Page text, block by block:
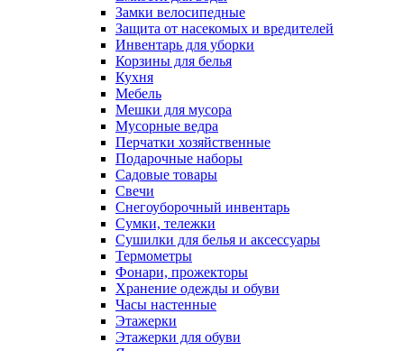
Замки велосипедные
Защита от насекомых и вредителей
Инвентарь для уборки
Корзины для белья
Кухня
Мебель
Мешки для мусора
Мусорные ведра
Перчатки хозяйственные
Подарочные наборы
Садовые товары
Свечи
Снегоуборочный инвентарь
Сумки, тележки
Сушилки для белья и аксессуары
Термометры
Фонари, прожекторы
Хранение одежды и обуви
Часы настенные
Этажерки
Этажерки для обуви